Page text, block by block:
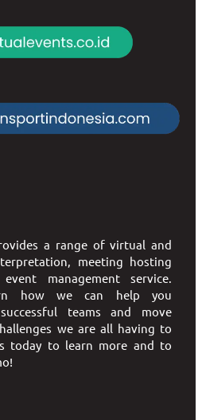
a range of virtual and
meeting hosting
management service.
how we can help you
teams and move
we are all having to
today to learn more and to